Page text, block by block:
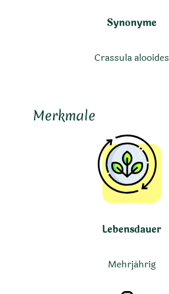
Synonyme
Crassula alooides
Merkmale
Lebensdauer
Mehrjährig